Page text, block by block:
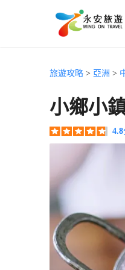
旅遊攻略 > 亞洲 >
小鄉小
4.8